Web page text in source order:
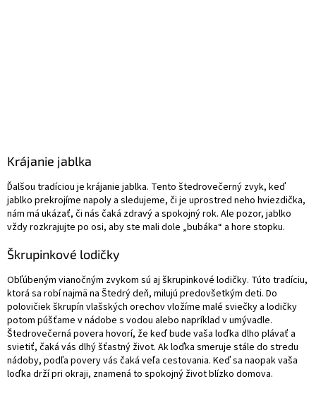
Krájanie jablka
Ďalšou tradíciou je krájanie jablka. Tento štedrovečerný zvyk, keď
jablko prekrojíme napoly a sledujeme, či je uprostred neho hviezdička,
nám má ukázať, či nás čaká zdravý a spokojný rok. Ale pozor, jablko
vždy rozkrajujte po osi, aby ste mali dole „bubáka“ a hore stopku.
Škrupinkové lodičky
Obľúbeným vianočným zvykom sú aj škrupinkové lodičky. Túto tradíciu,
ktorá sa robí najmä na Štedrý deň, milujú predovšetkým deti. Do
polovičiek škrupín vlašských orechov vložíme malé sviečky a lodičky
potom púšťame v nádobe s vodou alebo napríklad v umývadle.
Štedrovečerná povera hovorí, že keď bude vaša loďka dlho plávať a
svietiť, čaká vás dlhý šťastný život. Ak loďka smeruje stále do stredu
nádoby, podľa povery vás čaká veľa cestovania. Keď sa naopak vaša
loďka drží pri okraji, znamená to spokojný život blízko domova.